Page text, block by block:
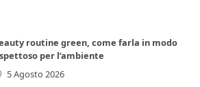
routine green, come farla in modo
per l’ambiente
5 Agosto 2026